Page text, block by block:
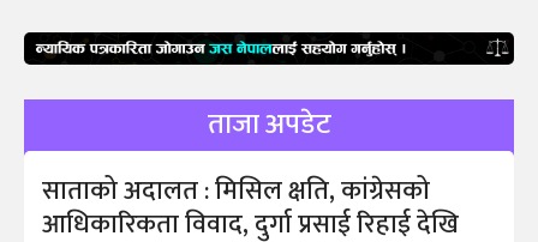
ताजा अपडेट
साताको अदालत : मिसिल क्षति, कांग्रेसको
आधिकारिकता विवाद, दुर्गा प्रसाई रिहाई देखि